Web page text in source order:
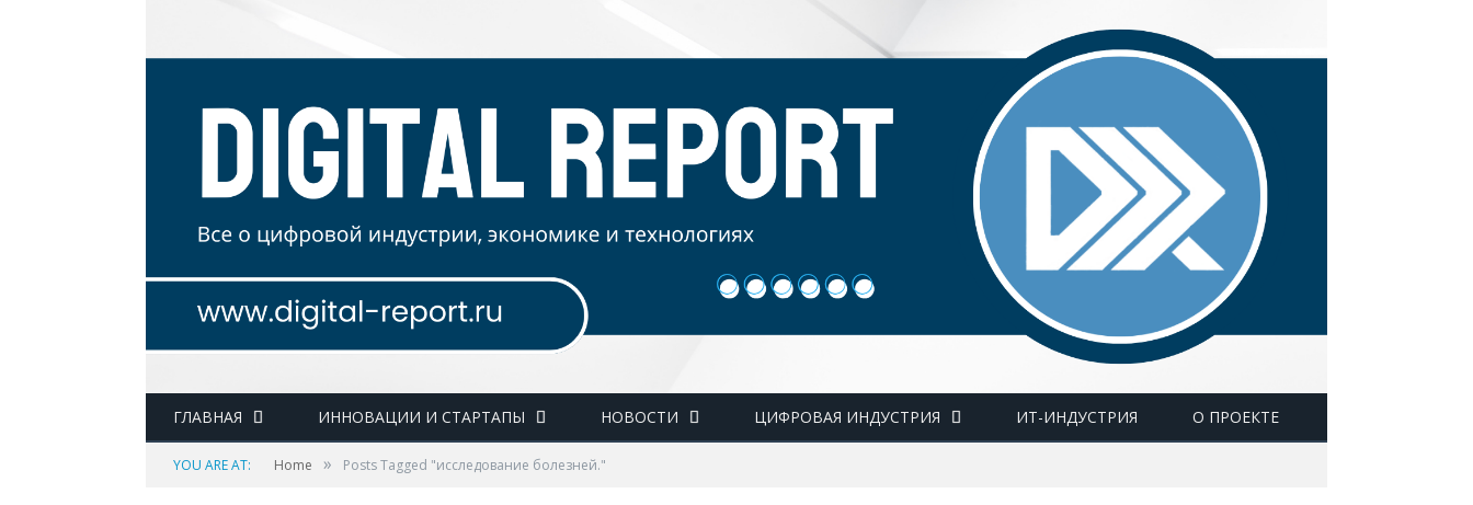
ГЛАВНАЯ ИННОВАЦИИ И СТАРТАПЫ НОВОСТИ ЦИФРОВАЯ ИНДУСТРИЯ ИТ-ИНДУСТРИЯ О ПРОЕКТЕ
YOU ARE AT: Home » Posts Tagged "исследование болезней."